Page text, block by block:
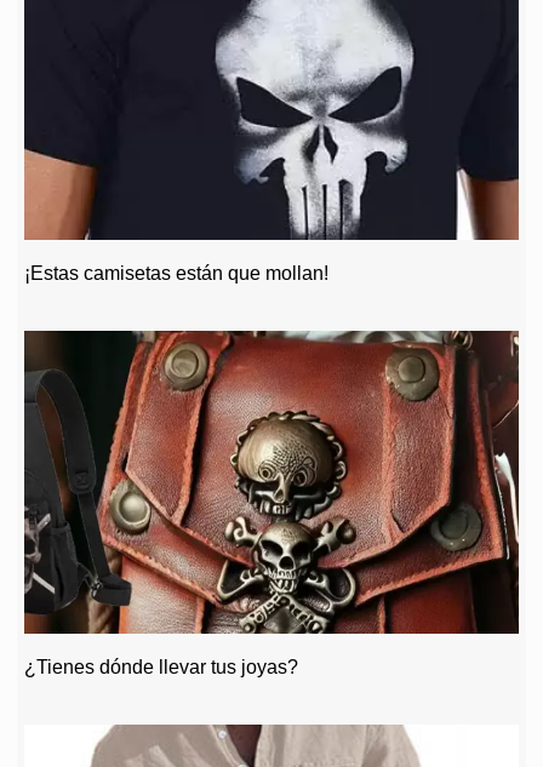
¡Estas camisetas están que mollan!
¿Tienes dónde llevar tus joyas?